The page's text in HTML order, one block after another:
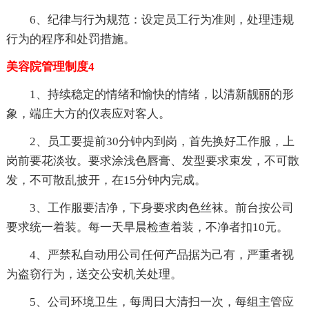
6、纪律与行为规范：设定员工行为准则，处理违规
行为的程序和处罚措施。
美容院管理制度4
1、持续稳定的情绪和愉快的情绪，以清新靓丽的形
象，端庄大方的仪表应对客人。
2、员工要提前30分钟内到岗，首先换好工作服，上
岗前要花淡妆。要求涂浅色唇膏、发型要求束发，不可散
发，不可散乱披开，在15分钟内完成。
3、工作服要洁净，下身要求肉色丝袜。前台按公司
要求统一着装。每一天早晨检查着装，不净者扣10元。
4、严禁私自动用公司任何产品据为己有，严重者视
为盗窃行为，送交公安机关处理。
5、公司环境卫生，每周日大清扫一次，每组主管应